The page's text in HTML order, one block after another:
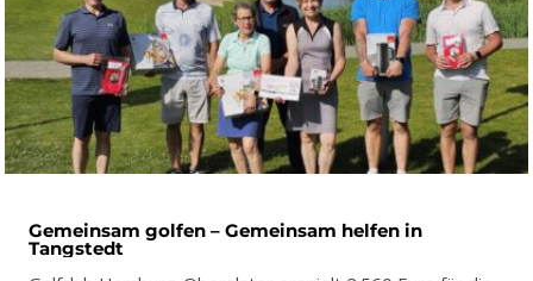
Gemeinsam golfen – Gemeinsam helfen in
Tangstedt